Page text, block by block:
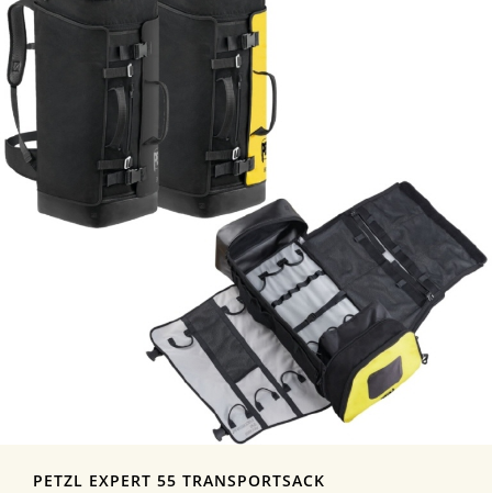
PETZL EXPERT 55 TRANSPORTSACK